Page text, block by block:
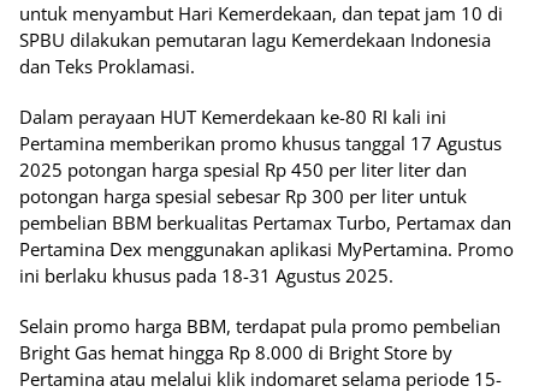
untuk menyambut Hari Kemerdekaan, dan tepat jam 10 di
SPBU dilakukan pemutaran lagu Kemerdekaan Indonesia
dan Teks Proklamasi.
Dalam perayaan HUT Kemerdekaan ke-80 RI kali ini
Pertamina memberikan promo khusus tanggal 17 Agustus
2025 potongan harga spesial Rp 450 per liter liter dan
potongan harga spesial sebesar Rp 300 per liter untuk
pembelian BBM berkualitas Pertamax Turbo, Pertamax dan
Pertamina Dex menggunakan aplikasi MyPertamina. Promo
ini berlaku khusus pada 18-31 Agustus 2025.
Selain promo harga BBM, terdapat pula promo pembelian
Bright Gas hemat hingga Rp 8.000 di Bright Store by
Pertamina atau melalui klik indomaret selama periode 15-